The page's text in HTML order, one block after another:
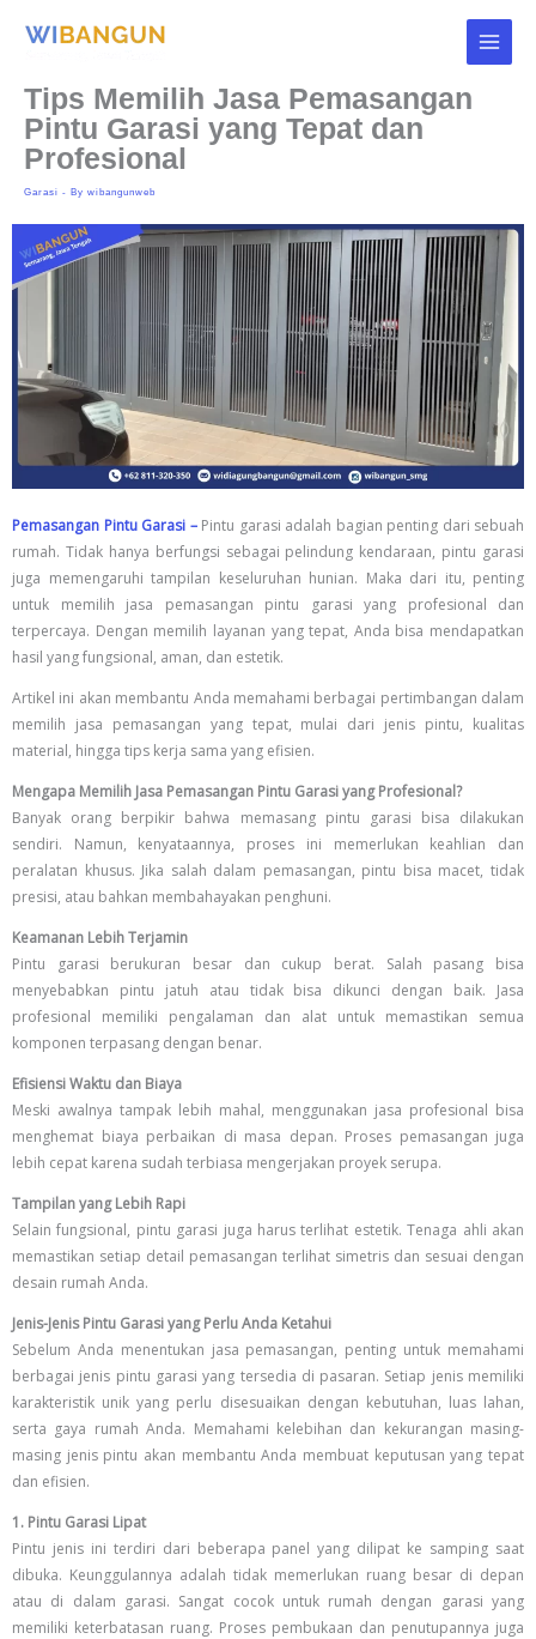
Tips Memilih Jasa Pemasangan
Pintu Garasi yang Tepat dan
Profesional
Garasi - By wibangunweb
Pemasangan Pintu Garasi – Pintu garasi adalah bagian penting dari sebuah
rumah. Tidak hanya berfungsi sebagai pelindung kendaraan, pintu garasi
juga memengaruhi tampilan keseluruhan hunian. Maka dari itu, penting
untuk memilih jasa pemasangan pintu garasi yang profesional dan
terpercaya. Dengan memilih layanan yang tepat, Anda bisa mendapatkan
hasil yang fungsional, aman, dan estetik.
Artikel ini akan membantu Anda memahami berbagai pertimbangan dalam
memilih jasa pemasangan yang tepat, mulai dari jenis pintu, kualitas
material, hingga tips kerja sama yang efisien.
Mengapa Memilih Jasa Pemasangan Pintu Garasi yang Profesional?
Banyak orang berpikir bahwa memasang pintu garasi bisa dilakukan
sendiri. Namun, kenyataannya, proses ini memerlukan keahlian dan
peralatan khusus. Jika salah dalam pemasangan, pintu bisa macet, tidak
presisi, atau bahkan membahayakan penghuni.
Keamanan Lebih Terjamin
Pintu garasi berukuran besar dan cukup berat. Salah pasang bisa
menyebabkan pintu jatuh atau tidak bisa dikunci dengan baik. Jasa
profesional memiliki pengalaman dan alat untuk memastikan semua
komponen terpasang dengan benar.
Efisiensi Waktu dan Biaya
Meski awalnya tampak lebih mahal, menggunakan jasa profesional bisa
menghemat biaya perbaikan di masa depan. Proses pemasangan juga
lebih cepat karena sudah terbiasa mengerjakan proyek serupa.
Tampilan yang Lebih Rapi
Selain fungsional, pintu garasi juga harus terlihat estetik. Tenaga ahli akan
memastikan setiap detail pemasangan terlihat simetris dan sesuai dengan
desain rumah Anda.
Jenis-Jenis Pintu Garasi yang Perlu Anda Ketahui
Sebelum Anda menentukan jasa pemasangan, penting untuk memahami
berbagai jenis pintu garasi yang tersedia di pasaran. Setiap jenis memiliki
karakteristik unik yang perlu disesuaikan dengan kebutuhan, luas lahan,
serta gaya rumah Anda. Memahami kelebihan dan kekurangan masing-
masing jenis pintu akan membantu Anda membuat keputusan yang tepat
dan efisien.
1. Pintu Garasi Lipat
Pintu jenis ini terdiri dari beberapa panel yang dilipat ke samping saat
dibuka. Keunggulannya adalah tidak memerlukan ruang besar di depan
atau di dalam garasi. Sangat cocok untuk rumah dengan garasi yang
memiliki keterbatasan ruang. Proses pembukaan dan penutupannya juga